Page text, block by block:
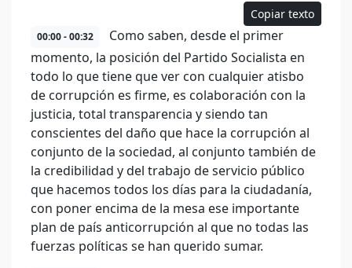
Copiar texto
00:00 - 00:32
Como saben, desde el primer
momento, la posición del Partido Socialista en
todo lo que tiene que ver con cualquier atisbo
de corrupción es firme, es colaboración con la
justicia, total transparencia y siendo tan
conscientes del daño que hace la corrupción al
conjunto de la sociedad, al conjunto también de
la credibilidad y del trabajo de servicio público
que hacemos todos los días para la ciudadanía,
con poner encima de la mesa ese importante
plan de país anticorrupción al que no todas las
fuerzas políticas se han querido sumar.